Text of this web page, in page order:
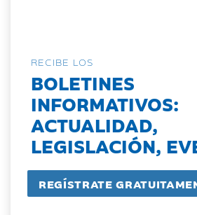
RECIBE LOS
BOLETINES
INFORMATIVOS:
ACTUALIDAD,
LEGISLACIÓN,